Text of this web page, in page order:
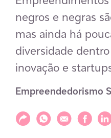
negros e negras
mas ainda há
diversidade
inovação e
Empreendedorismo
Compartilhar
Compartilhar via
Compartilhar